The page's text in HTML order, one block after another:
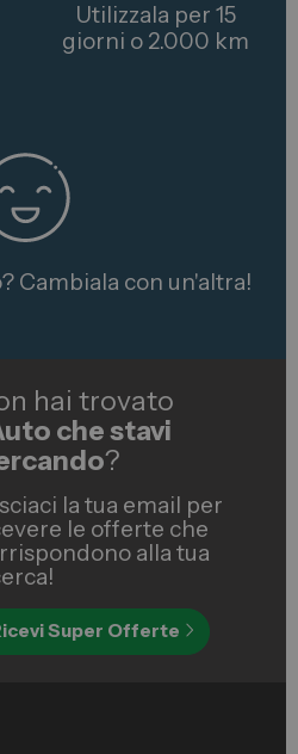
Utilizzala per 15
giorni o 2.000 km
Cambiala con un'altra!
hai trovato
che stavi
?
la tua email per
le offerte che
alla tua
Super Offerte